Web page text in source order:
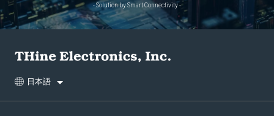
- Solution by Smart Connectivity -
日本語